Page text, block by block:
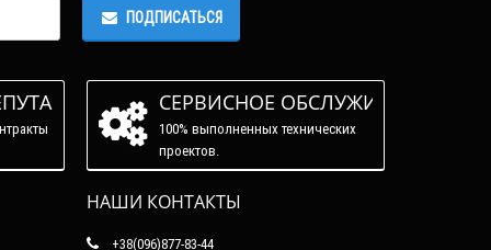
ПОДПИСАТЬСЯ
СЕРВИСНОЕ ОБСЛУЖИВАНИЕ
100% выполненных технических
проектов.
НАШИ КОНТАКТЫ
+38(096)877-83-44